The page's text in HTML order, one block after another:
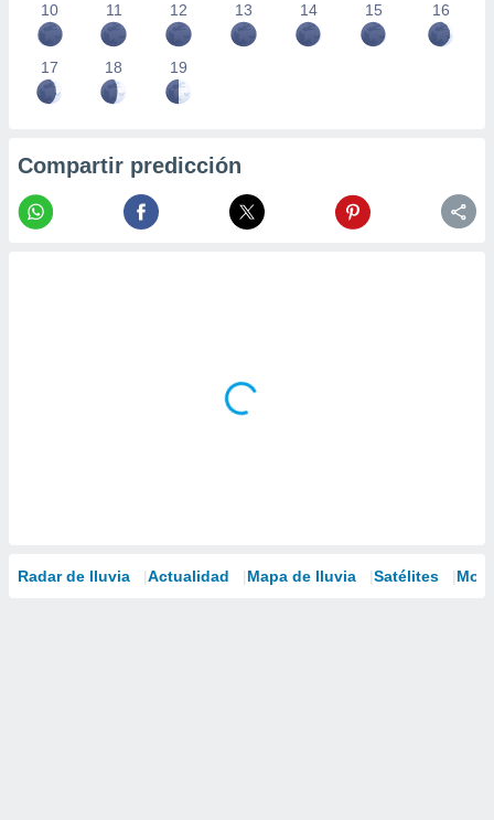
10 11 12 13 14 15 16
17 18 19
Compartir predicción
Radar de lluvia Actualidad Mapa de lluvia Satélites